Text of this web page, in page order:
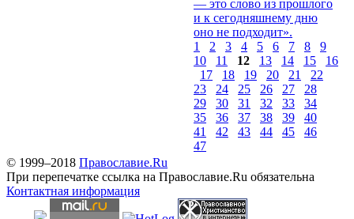
— это слово из прошлого
и к сегодняшнему дню
оно не подходит».
1
2 3 4 5 6 7 8
9
10
11 12 13 14 15
16
17
18 19 20 21
22
23
24 25 26 27
28
29
30 31 32 33
34
35
36 37 38 39
40
41
42 43 44 45
46
47
© 1999–2018 Православие.Ru
При перепечатке ссылка на Православие.Ru обязательна
Контактная информация